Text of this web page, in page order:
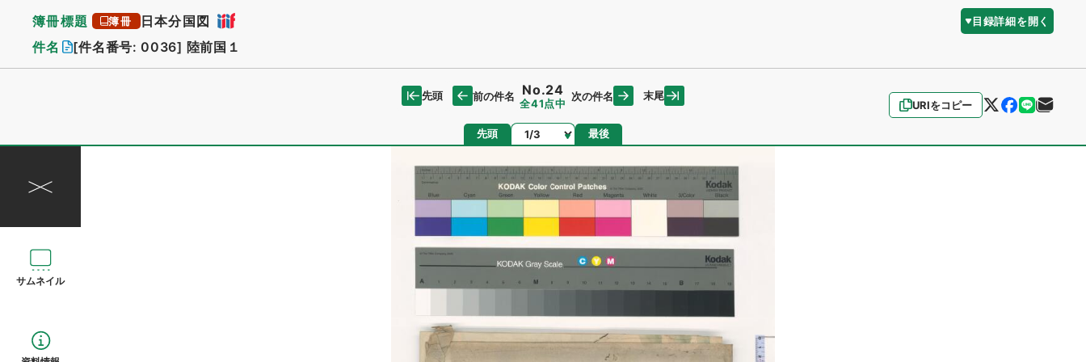
簿冊標題 簿冊 日本分国図 目録詳細を開く
件名 [件名番号: 0036] 陸前国１
URIをコピー
先頭 前の件名 No.24
全41点中
次の件名 末尾
先頭 ページ 最後
サムネイル